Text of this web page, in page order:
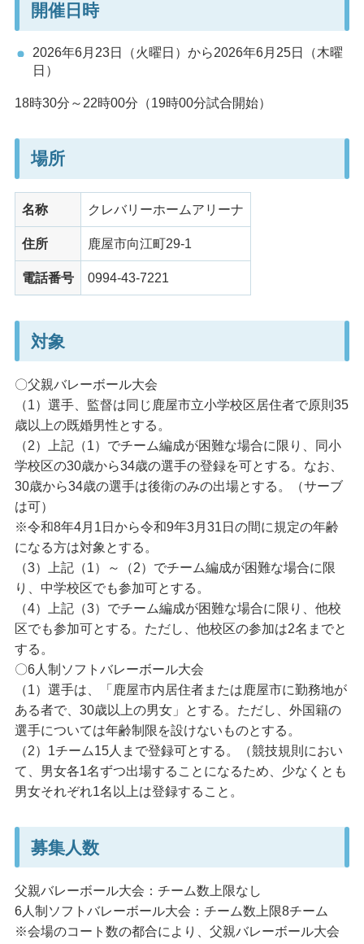
開催日時
2026年6月23日（火曜日）から2026年6月25日（木曜
日）
18時30分～22時00分（19時00分試合開始）
場所
名称 クレバリーホームアリーナ
住所 鹿屋市向江町29-1
電話番号 0994-43-7221
対象
〇父親バレーボール大会
（1）選手、監督は同じ鹿屋市立小学校区居住者で原則35
歳以上の既婚男性とする。
（2）上記（1）でチーム編成が困難な場合に限り、同小
学校区の30歳から34歳の選手の登録を可とする。なお、
30歳から34歳の選手は後衛のみの出場とする。（サーブ
は可）
※令和8年4月1日から令和9年3月31日の間に規定の年齢
になる方は対象とする。
（3）上記（1）～（2）でチーム編成が困難な場合に限
り、中学校区でも参加可とする。
（4）上記（3）でチーム編成が困難な場合に限り、他校
区でも参加可とする。ただし、他校区の参加は2名までと
する。
〇6人制ソフトバレーボール大会
（1）選手は、「鹿屋市内居住者または鹿屋市に勤務地が
ある者で、30歳以上の男女」とする。ただし、外国籍の
選手については年齢制限を設けないものとする。
（2）1チーム15人まで登録可とする。（競技規則におい
て、男女各1名ずつ出場することになるため、少なくとも
男女それぞれ1名以上は登録すること。
募集人数
父親バレーボール大会：チーム数上限なし
6人制ソフトバレーボール大会：チーム数上限8チーム
※会場のコート数の都合により、父親バレーボール大会